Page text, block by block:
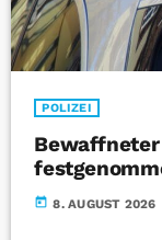
POLIZEI
Bewaffneter
today 8. AUGUST 2026